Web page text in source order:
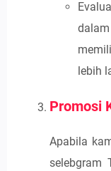
lebih
Promosi
Apabila
selebgram